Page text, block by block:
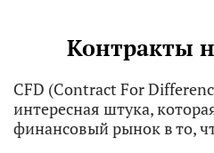
Контракты
CFD (Contract For
интересная штука,
финансовый рынок в то,